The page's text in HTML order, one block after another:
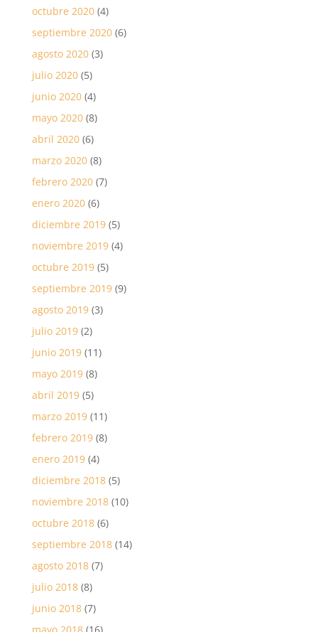
octubre 2020(4)
septiembre 2020(6)
agosto 2020(3)
julio 2020(5)
junio 2020(4)
mayo 2020(8)
abril 2020(6)
marzo 2020(8)
febrero 2020(7)
enero 2020(6)
diciembre 2019(5)
noviembre 2019(4)
octubre 2019(5)
septiembre 2019(9)
agosto 2019(3)
julio 2019(2)
junio 2019(11)
mayo 2019(8)
abril 2019(5)
marzo 2019(11)
febrero 2019(8)
enero 2019(4)
diciembre 2018(5)
noviembre 2018(10)
octubre 2018(6)
septiembre 2018(14)
agosto 2018(7)
julio 2018(8)
junio 2018(7)